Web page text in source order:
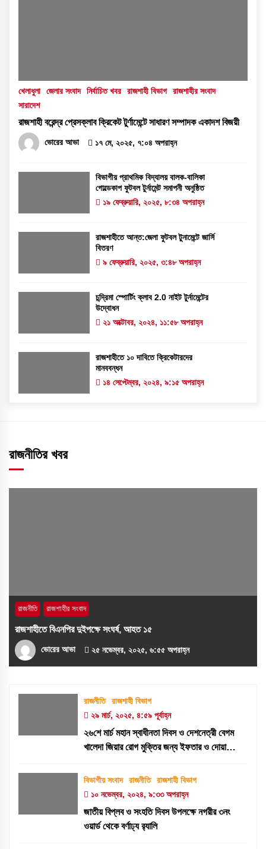
খেলাধুলা জেলার সংবাদ নির্বাচিত খবর রাজশাহী বিভাগ
রাজশাহীর সংবাদ
সারাদেশ
রাজশাহী বরেন্দ্র প্রেসক্লাব ক্রিকেট টুর্ণামেন্টে সাধারণ সম্পাদক একাদশ বিজয়ী
ভোরের আভা ১৭ মে, ২০২৫, ৭:০৪ অপরাহ্ন
বিভাগীয় প্রাথমিক বিদ্যালয় বালক-বালিকা
গোল্ডেকাপ ফুটবল টুর্নামেন্ট সমাপনী অনুষ্ঠিত
১৯ ফেব্রুয়ারি, ২০২৫, ৮:৩৪ অপরাহ্ন
রাজশাহীতে আন্ত:জেলা ফুটবল টুনামেন্টে জার্সি
বিতরণ
৯ ফেব্রুয়ারি, ২০২৫, ৩:৪৮ অপরাহ্ন
চন্দ্রিমা স্পোর্টিং ক্লাব 2.0 নাইট টুর্নামেন্টের
উদ্বোধন
২১ অক্টোবর, ২০২৪, ১১:৫৮ অপরাহ্ন
রাজশাহীতে ১০ দাবিতে ক্রিকেটারদের
মানববন্ধন
১৪ সেপ্টেম্বর, ২০২৪, ৯:১৫ অপরাহ্ন
রাজনীতির খবর
রাজনীতি রাজশাহীর সংবাদ
রাজশাহীতে বিএনপির দুইপক্ষে সংঘর্ষ, আহত ১৫
ভোরের আভা ২৫ নভেম্বর, ২০২৫, ৬:৫৫ অপরাহ্ন
রাজনীতি
রাজশাহী বিভাগ
২৯ মার্চ, ২০২৫, ৪:৫৯ পূর্বাহ্ন
২৬শে মার্চ মহান স্বাধীনতা দিবস ও দেশনেত্রী বেগম
খালেদা জিয়ার রোগ মুক্তির জন্য ইফতার ও দোয়া
বিভাগীয় সংবাদ রাজনীতি
রাজশাহী বিভাগ
১০ নভেম্বর, ২০২৪, ৯:৩৩ অপরাহ্ন
জাতীয় বিপ্লব ও সংহতি দিবস উপলক্ষে নগরীর ৩নং
ওয়ার্ড থেকে বর্ণাঢ্য র‍্যালি